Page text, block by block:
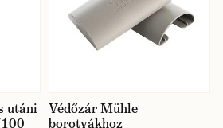
utáni
Védőzár Mühle
borotvákhoz